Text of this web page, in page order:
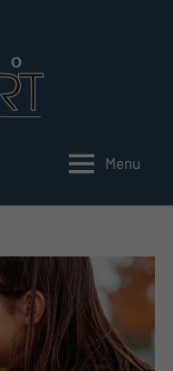
Menu